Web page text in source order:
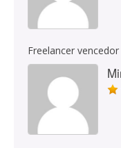
Freelancer vencedor